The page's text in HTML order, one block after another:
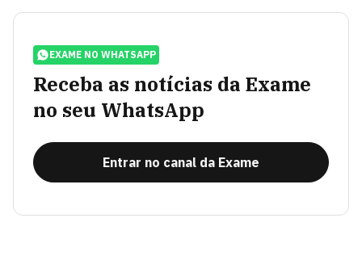
EXAME NO WHATSAPP
Receba as notícias da Exame
no seu WhatsApp
Entrar no canal da Exame